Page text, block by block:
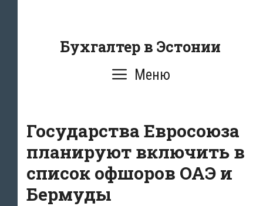
содержаниюБухгалтер в Эстонии
Меню
Государства Евросоюза
планируют включить в
список офшоров ОАЭ и
Бермуды